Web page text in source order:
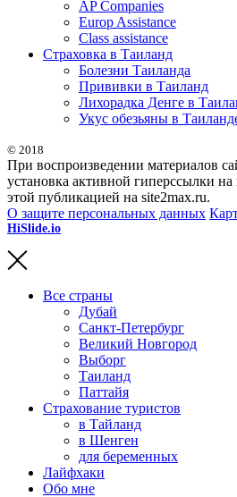
AP Companies
Europ Assistance
Class assistance
Страховка в Таиланд
Болезни Таиланда
Прививки в Таиланд
Лихорадка Денге в
Укус обезьяны в
© 2018
При воспроизведении материалов
установка активной гиперссылки
этой публикацией на site2max.ru.
О защите персональных данных
HiSlide.io
Все страны
Дубай
Санкт-Петербург
Великий Новгород
Выборг
Таиланд
Паттайя
Страхование туристов
в Тайланд
в Шенген
для беременных
Лайфхаки
Обо мне